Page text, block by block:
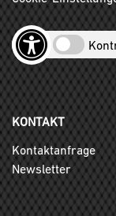
KONTAKT
Kontaktanfrage
Newsletter